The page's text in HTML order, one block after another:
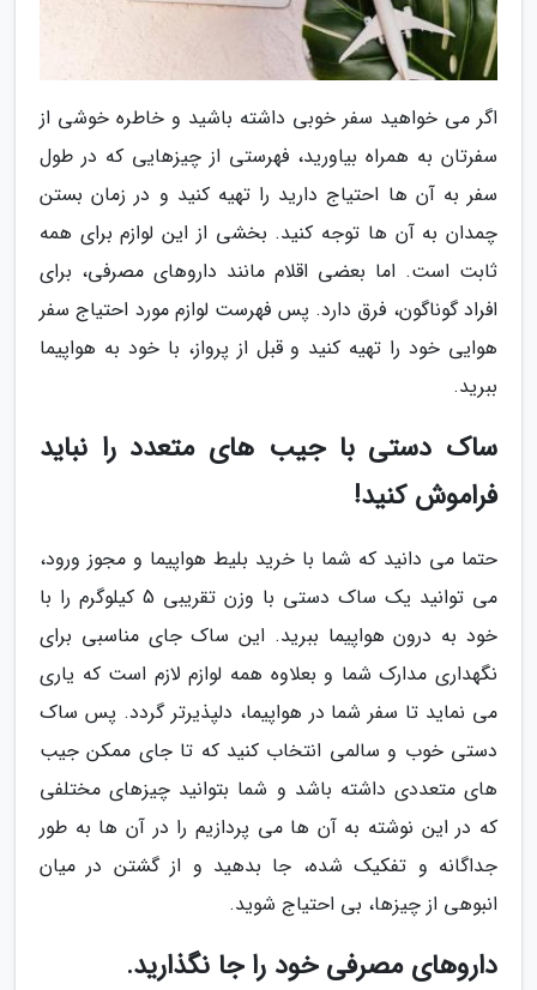
اگر می خواهید سفر خوبی داشته باشید و خاطره خوشی از
سفرتان به همراه بیاورید، فهرستی از چیزهایی که در طول
سفر به آن ها احتیاج دارید را تهیه کنید و در زمان بستن
چمدان به آن ها توجه کنید. بخشی از این لوازم برای همه
ثابت است. اما بعضی اقلام مانند داروهای مصرفی، برای
افراد گوناگون، فرق دارد. پس فهرست لوازم مورد احتیاج سفر
هوایی خود را تهیه کنید و قبل از پرواز، با خود به هواپیما
ببرید.
ساک دستی با جیب های متعدد را نباید
فراموش کنید!
حتما می دانید که شما با خرید بلیط هواپیما و مجوز ورود،
می توانید یک ساک دستی با وزن تقریبی 5 کیلوگرم را با
خود به درون هواپیما ببرید. این ساک جای مناسبی برای
نگهداری مدارک شما و بعلاوه همه لوازم لازم است که یاری
می نماید تا سفر شما در هواپیما، دلپذیرتر گردد. پس ساک
دستی خوب و سالمی انتخاب کنید که تا جای ممکن جیب
های متعددی داشته باشد و شما بتوانید چیزهای مختلفی
که در این نوشته به آن ها می پردازیم را در آن ها به طور
جداگانه و تفکیک شده، جا بدهید و از گشتن در میان
انبوهی از چیزها، بی احتیاج شوید.
داروهای مصرفی خود را جا نگذارید.